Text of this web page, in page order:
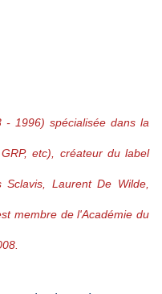
- 1996) spécialisée dans la
etc), créateur du label
Laurent De Wilde,
membre de l'Académie du